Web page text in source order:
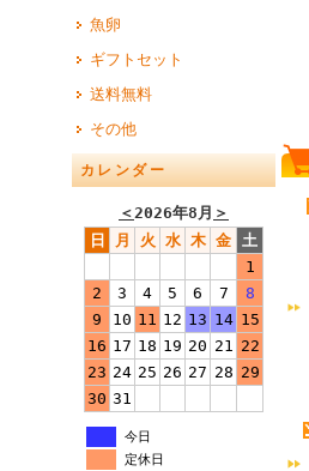
魚卵
ギフトセット
送料無料
その他
カレンダー
＜2026年8月 ＞
日
月 火 水 木 金 土
1
2
3 4 5 6 7
8
9
10 11 12 13 14 15
16 17 18 19 20 21 22
23 24 25 26 27 28 29
30 31
今日
定休日